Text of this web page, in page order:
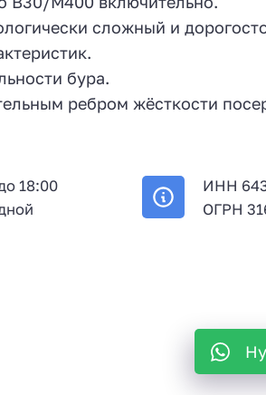
сложный и
бура.
ребром жёсткости
18:00
ИНН
ОГРН